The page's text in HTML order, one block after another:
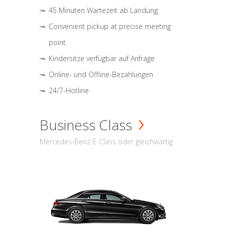
45 Minuten Wartezeit ab Landung
Convenient pickup at precise meeting
point
Kindersitze verfügbar auf Anfrage
Online- und Offline-Bezahlungen
24/7-Hotline
Business Class
Mercedes-Benz E-Class oder gleichwärtig